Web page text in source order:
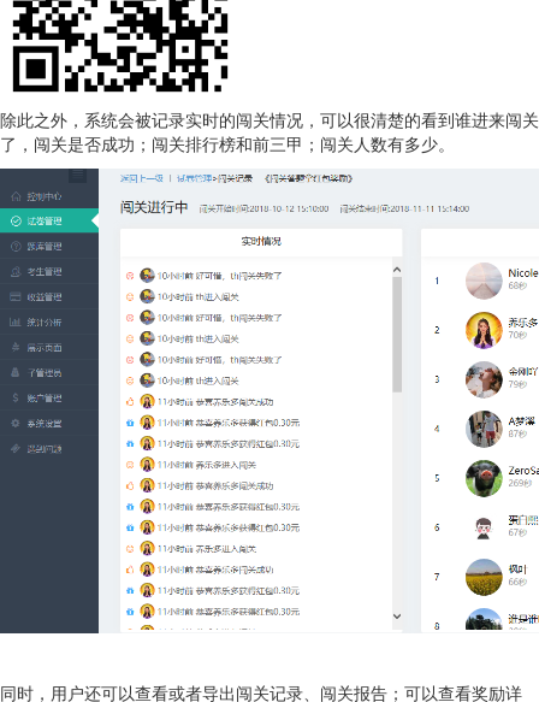
除此之外，系统会被记录实时的闯关情况，可以很清楚的看到谁进来闯关
了，闯关是否成功；闯关排行榜和前三甲；闯关人数有多少。
同时，用户还可以查看或者导出闯关记录、闯关报告；可以查看奖励详